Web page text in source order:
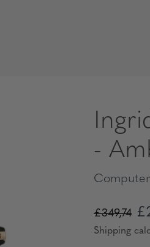
-
£349,74
Shipping